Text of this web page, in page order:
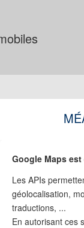
Google Maps
Les APIs
géolocalisation,
traductions, ...
En autorisant ces